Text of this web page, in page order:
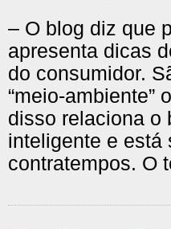
– O blog diz que
apresenta dicas
do consumidor.
“meio-ambiente”
disso relaciona o
inteligente e está
contratempos. O